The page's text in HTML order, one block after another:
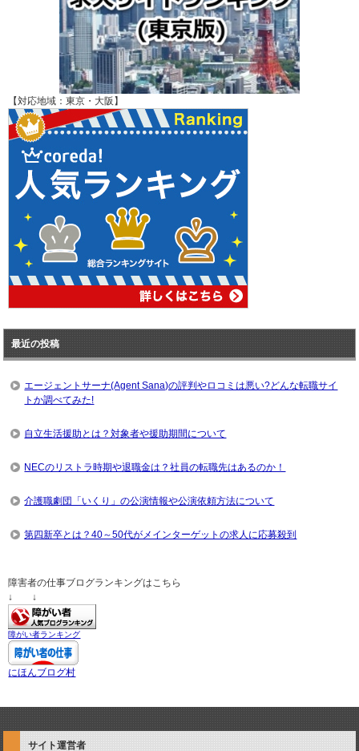
【対応地域：東京・大阪】
最近の投稿
エージェントサーナ(Agent Sana)の評判やロコミは悪い?どんな転職サイ
トか調べてみた!
自立生活援助とは？対象者や援助期間について
NECのリストラ時期や退職金は？社員の転職先はあるのか！
介護職劇団「いくり」の公演情報や公演依頼方法について
第四新卒とは？40～50代がメインターゲットの求人に応募殺到
障害者の仕事ブログランキングはこちら
↓ ↓
障がい者ランキング
にほんブログ村
サイト運営者